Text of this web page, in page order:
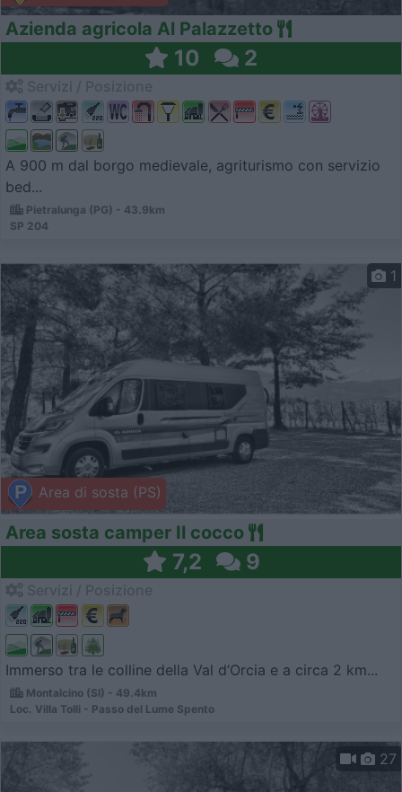
Azienda agricola Al Palazzetto
10 2
A 900 m dal borgo medievale, agriturismo con servizio
bed...
Pietralunga (PG) - 43.9km
SP 204
Area di sosta (PS)
1
Area sosta camper Il cocco
7,2 9
Immerso tra le colline della Val d’Orcia e a circa 2 km...
Montalcino (SI) - 49.4km
Loc. Villa Tolli - Passo del Lume Spento
27